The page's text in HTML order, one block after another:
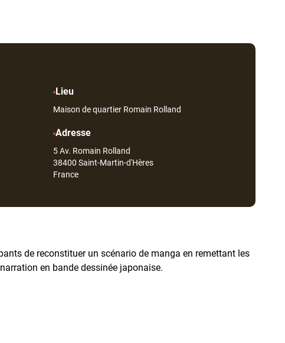
Lieu
Maison de quartier Romain Rolland
Adresse
5 Av. Romain Rolland
38400 Saint-Martin-d'Hères
France
de reconstituer un scénario de manga en remettant les
en bande dessinée japonaise.